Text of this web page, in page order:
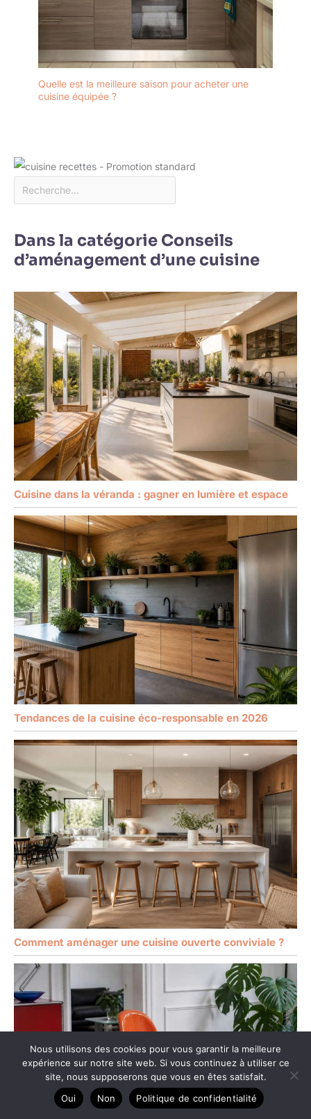
Quelle est la meilleure saison pour acheter une
cuisine équipée ?
Dans la catégorie Conseils
d’aménagement d’une cuisine
Cuisine dans la véranda : gagner en lumière et espace
Tendances de la cuisine éco-responsable en 2026
Comment aménager une cuisine ouverte conviviale ?
Nous utilisons des cookies pour vous garantir la meilleure
expérience sur notre site web. Si vous continuez à utiliser ce
site, nous supposerons que vous en êtes satisfait.
Oui
Non Politique de confidentialité